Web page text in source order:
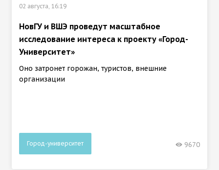
02 августа, 16:19
НовГУ и ВШЭ проведут масштабное
исследование интереса к проекту «Город-
Университет»
Оно затронет горожан, туристов, внешние
организации
Город-университет 9670